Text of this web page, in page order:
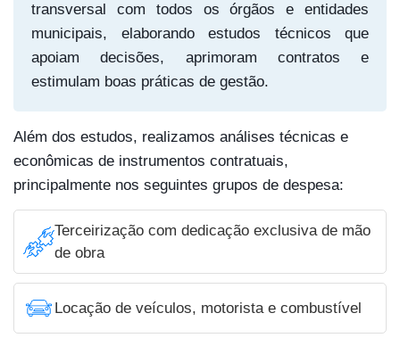
transversal com todos os órgãos e entidades
municipais, elaborando estudos técnicos que
apoiam decisões, aprimoram contratos e
estimulam boas práticas de gestão.
Além dos estudos, realizamos análises técnicas e
econômicas de instrumentos contratuais,
principalmente nos seguintes grupos de despesa:
Terceirização com dedicação exclusiva de mão
de obra
Locação de veículos, motorista e combustível